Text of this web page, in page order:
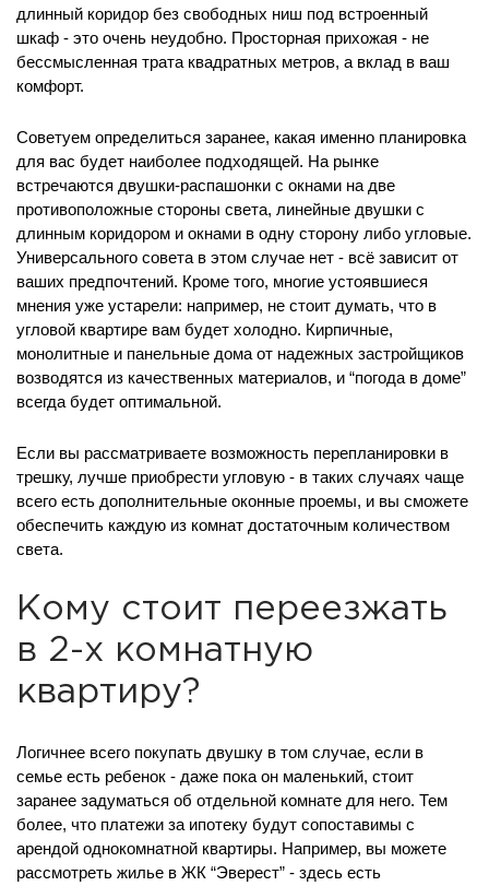
длинный коридор без свободных ниш под встроенный
шкаф - это очень неудобно. Просторная прихожая - не
бессмысленная трата квадратных метров, а вклад в ваш
комфорт.
Советуем определиться заранее, какая именно планировка
для вас будет наиболее подходящей. На рынке
встречаются двушки-распашонки с окнами на две
противоположные стороны света, линейные двушки с
длинным коридором и окнами в одну сторону либо угловые.
Универсального совета в этом случае нет - всё зависит от
ваших предпочтений. Кроме того, многие устоявшиеся
мнения уже устарели: например, не стоит думать, что в
угловой квартире вам будет холодно. Кирпичные,
монолитные и панельные дома от надежных застройщиков
возводятся из качественных материалов, и “погода в доме”
всегда будет оптимальной.
Если вы рассматриваете возможность перепланировки в
трешку, лучше приобрести угловую - в таких случаях чаще
всего есть дополнительные оконные проемы, и вы сможете
обеспечить каждую из комнат достаточным количеством
света.
Кому стоит переезжать
в 2-х комнатную
квартиру?
Логичнее всего покупать двушку в том случае, если в
семье есть ребенок - даже пока он маленький, стоит
заранее задуматься об отдельной комнате для него. Тем
более, что платежи за ипотеку будут сопоставимы с
арендой однокомнатной квартиры. Например, вы можете
рассмотреть жилье в ЖК “Эверест” - здесь есть